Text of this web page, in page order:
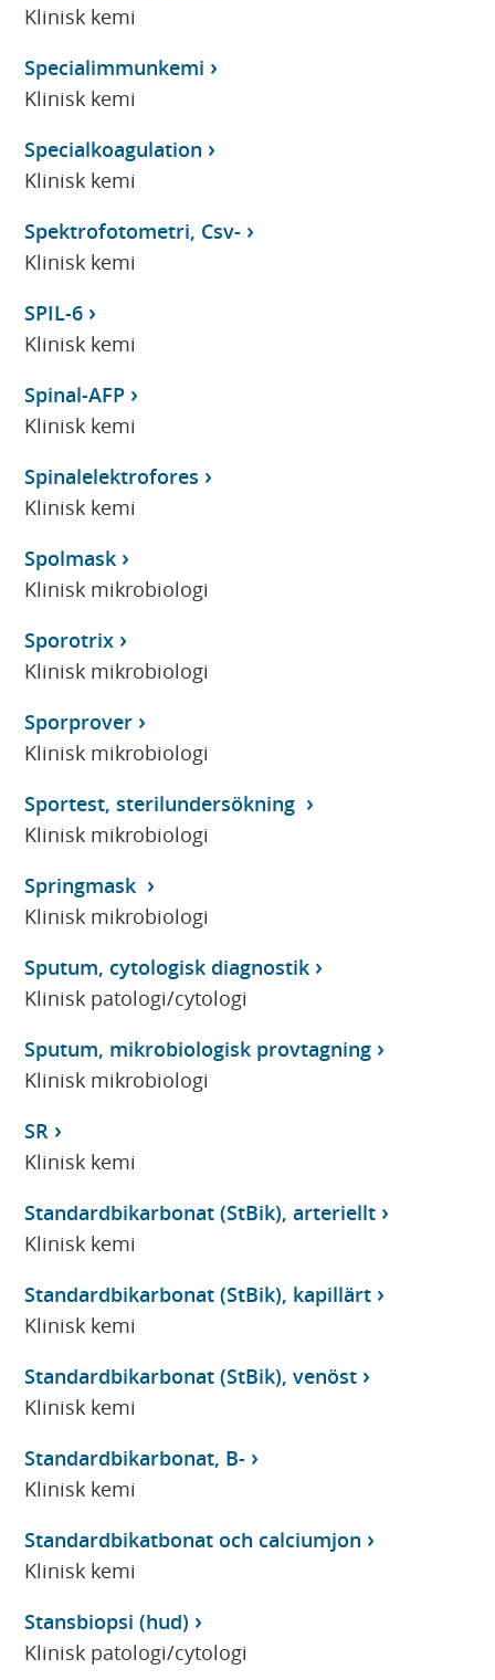
Klinisk kemi
Specialimmunkemi
Klinisk kemi
Specialkoagulation
Klinisk kemi
Spektrofotometri, Csv-
Klinisk kemi
SPIL-6
Klinisk kemi
Spinal-AFP
Klinisk kemi
Spinalelektrofores
Klinisk kemi
Spolmask
Klinisk mikrobiologi
Sporotrix
Klinisk mikrobiologi
Sporprover
Klinisk mikrobiologi
Sportest, sterilundersökning
Klinisk mikrobiologi
Springmask
Klinisk mikrobiologi
Sputum, cytologisk diagnostik
Klinisk patologi/cytologi
Sputum, mikrobiologisk provtagning
Klinisk mikrobiologi
SR
Klinisk kemi
Standardbikarbonat (StBik), arteriellt
Klinisk kemi
Standardbikarbonat (StBik), kapillärt
Klinisk kemi
Standardbikarbonat (StBik), venöst
Klinisk kemi
Standardbikarbonat, B-
Klinisk kemi
Standardbikatbonat och calciumjon
Klinisk kemi
Stansbiopsi (hud)
Klinisk patologi/cytologi